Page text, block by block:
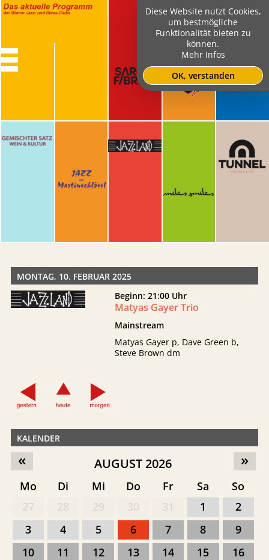
MONTAG, 10. FEBRUAR 2025
Beginn: 21:00 Uhr
Matyas Gayer Trio
Mainstream
Matyas Gayer p, Dave Green b,
Steve Brown dm
KALENDER
»
« AUGUST 2026
Mo Di Mi Do Fr Sa
So
1
2
3
4 5 6 7 8
9
10
11 12 13 14 15
16
Diese Website nutzt Cookies,
um bestmögliche
Funktionalität bieten zu
können.
Mehr Infos
OK, verstanden